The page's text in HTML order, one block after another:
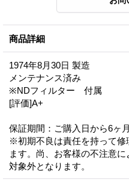
商品詳細
1974年8月30日 製造
メンテナンス済み
※NDフィルター 付属
[評価]A+
保証期間：ご購入日から6ヶ月
※初期不良は責任を持って修
ます。尚、お客様の不注意
対象外となります。